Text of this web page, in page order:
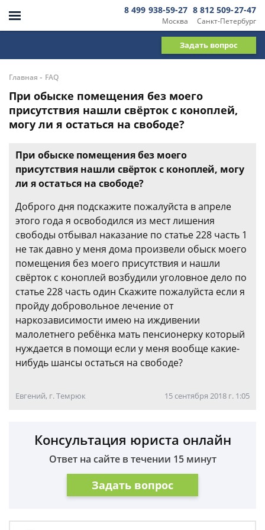
Москва
8 499 938-59-27
Санкт-Петербург
8 812 509-27-47
Задать вопрос
Главная - FAQ
При обыске помещения без моего
присутствия нашли свёрток с коноплей,
могу ли я остаться на свободе?
При обыске помещения без моего
присутствия нашли свёрток с коноплей, могу
ли я остаться на свободе?
Доброго дня подскажите пожалуйста в апреле
этого года я освободился из мест лишения
свободы отбывал наказание по статье 228 часть 1
не так давно у меня дома произвели обыск моего
помещения без моего присутствия и нашли
свёрток с коноплей возбудили уголовное дело по
статье 228 часть один Скажите пожалуйста если я
пройду добровольное лечение от
наркозависимости имею на иждивении
малолетнего ребёнка мать пенсионерку который
нуждается в помощи если у меня вообще какие-
нибудь шансы остаться на свободе?
Евгений, г. Темрюк 15 сентября 2018 г. 1:05
Консультация юриста онлайн
Ответ на сайте в течении 15 минут
Задать вопрос